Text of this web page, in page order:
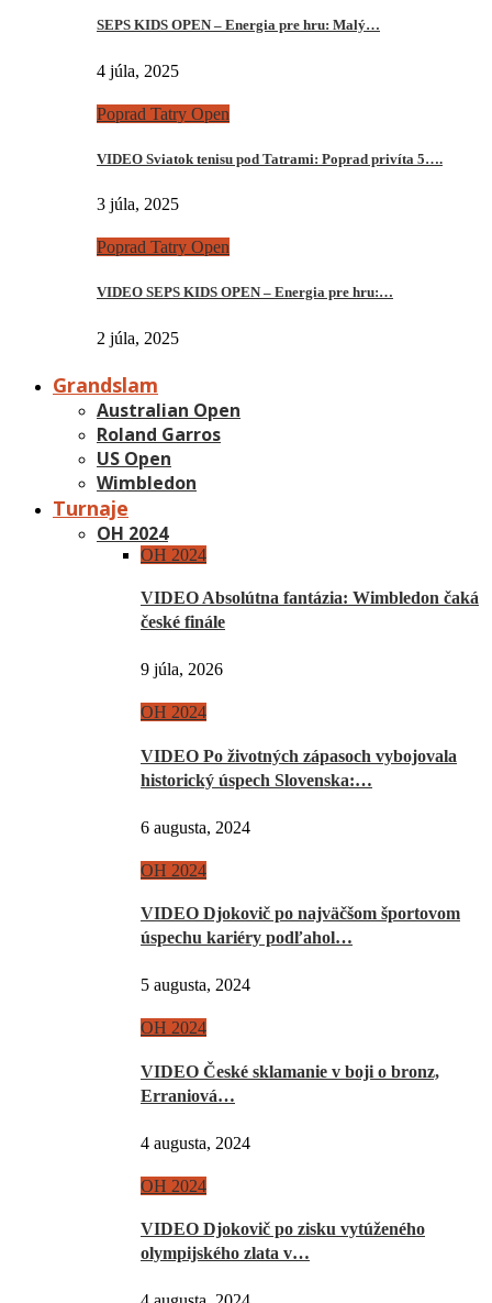
SEPS KIDS OPEN – Energia pre hru: Malý…
4 júla, 2025
Poprad Tatry Open
VIDEO Sviatok tenisu pod Tatrami: Poprad privíta 5….
3 júla, 2025
Poprad Tatry Open
VIDEO SEPS KIDS OPEN – Energia pre hru:…
2 júla, 2025
Grandslam
Australian Open
Roland Garros
US Open
Wimbledon
Turnaje
OH 2024
OH 2024
VIDEO Absolútna fantázia: Wimbledon čaká
české finále
9 júla, 2026
OH 2024
VIDEO Po životných zápasoch vybojovala
historický úspech Slovenska:…
6 augusta, 2024
OH 2024
VIDEO Djokovič po najväčšom športovom
úspechu kariéry podľahol…
5 augusta, 2024
OH 2024
VIDEO České sklamanie v boji o bronz,
Erraniová…
4 augusta, 2024
OH 2024
VIDEO Djokovič po zisku vytúženého
olympijského zlata v…